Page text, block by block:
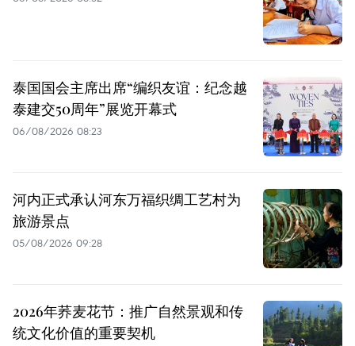
泰国国会主席出席“编织友谊：纪念越
泰建交50周年”展览开幕式
06/08/2026 08:23
河内正式承认河东万福织绸工艺村为
旅游景点
05/08/2026 09:28
2026年荞麦花节：推广自然景观和传
统文化价值的重要契机